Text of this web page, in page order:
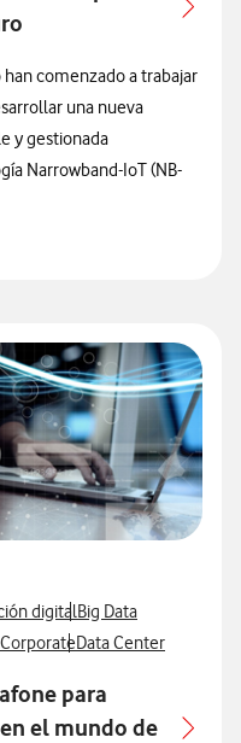
comenzado a trabajar
una nueva
y gestionada
Narrowband-IoT (NB-
con
de prensa relacionados con
digitalVer más notas de
Big Data
con
relacionados con
Ver más notas de prensa
CorporateVer más notas de
Data Center
para
el mundo de